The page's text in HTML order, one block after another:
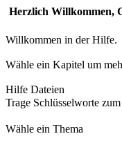
Herzlich Willkommen,
Willkommen in der Hilfe.
Wähle ein Kapitel um
Hilfe Dateien
Trage Schlüsselworte
Wähle ein Thema